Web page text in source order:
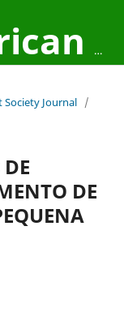
South American Development Society Journal
Society Journal /
DE